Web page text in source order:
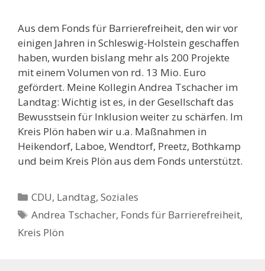
Aus dem Fonds für Barrierefreiheit, den wir vor
einigen Jahren in Schleswig-Holstein geschaffen
haben, wurden bislang mehr als 200 Projekte
mit einem Volumen von rd. 13 Mio. Euro
gefördert. Meine Kollegin Andrea Tschacher im
Landtag: Wichtig ist es, in der Gesellschaft das
Bewusstsein für Inklusion weiter zu schärfen. Im
Kreis Plön haben wir u.a. Maßnahmen in
Heikendorf, Laboe, Wendtorf, Preetz, Bothkamp
und beim Kreis Plön aus dem Fonds unterstützt.
Kategorien
CDU, Landtag,Soziales
Schlagwörter
Andrea Tschacher, Fonds für Barrierefreiheit,
Kreis Plön